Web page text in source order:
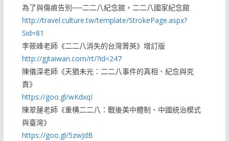
為了與傷痕告別──二二八紀念館，二二八國家紀念館
http://travel.culture.tw/template/StrokePage.aspx?
Sid=81
李筱峰老師《二二八消失的台灣菁英》增訂版
http://gjtaiwan.com/rt/?id=247
陳儀深老師《天猶未光：二二八事件的真相、紀念與究
責》
https://goo.gl/wKdxqI
陳翠蓮老師《重構二二八：戰後美中體制、中國統治模式
與臺灣》
https://goo.gl/5zwJdB